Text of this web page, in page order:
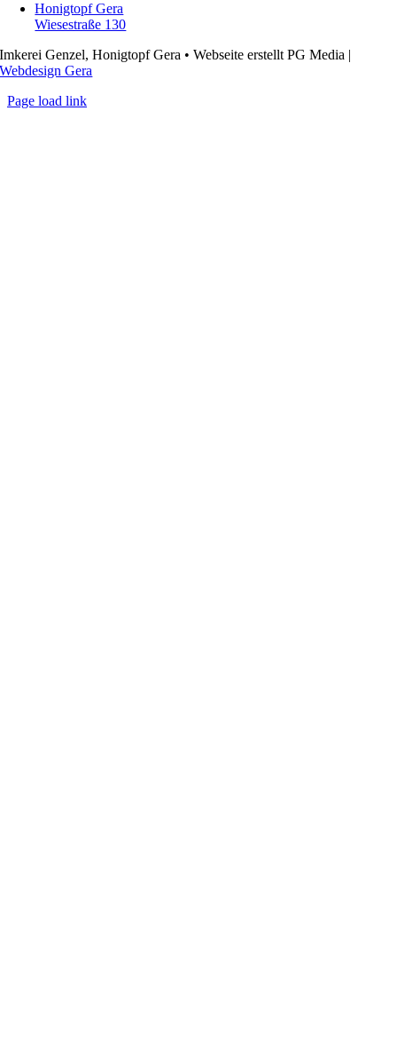
Honigtopf Gera
Wiesestraße 130
Imkerei Genzel, Honigtopf Gera • Webseite erstellt PG Media |
Webdesign Gera
Page load link